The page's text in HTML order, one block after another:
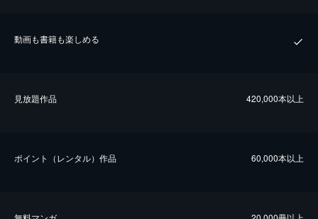
動画も書籍も楽しめる
⾒放題作品 420,000本以上
ポイント（レンタル）作品 60,000本以上